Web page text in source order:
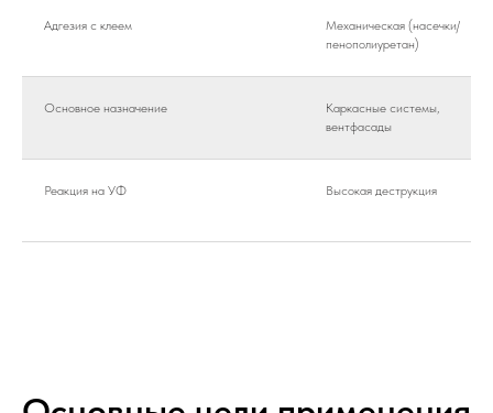
Адгезия с клеем
Механическая (насечки/
пенополиуретан)
Основное назначение
Каркасные системы,
вентфасады
Реакция на УФ Высокая деструкция